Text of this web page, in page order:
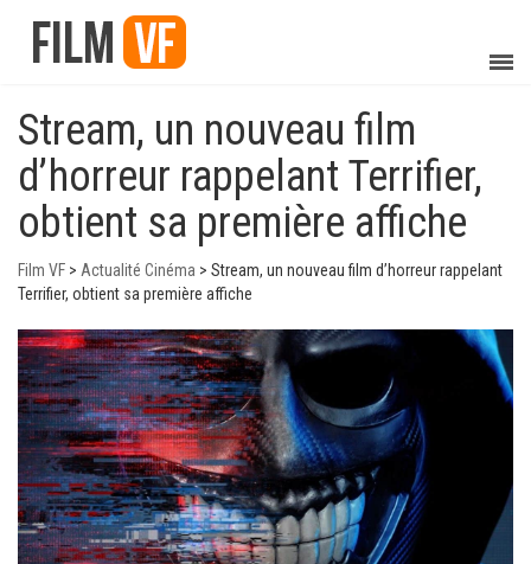
Stream, un nouveau film
d’horreur rappelant Terrifier,
obtient sa première affiche
Film VF > Actualité Cinéma > Stream, un nouveau film d’horreur rappelant
Terrifier, obtient sa première affiche